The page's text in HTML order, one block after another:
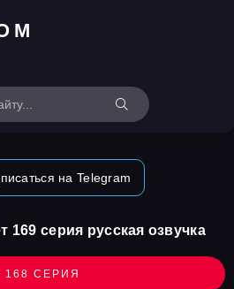
на Telegram
168 СЕРИЯ
169 серия русская озвучка